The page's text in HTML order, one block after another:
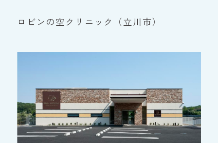
ロビンの空クリニック（立川市）